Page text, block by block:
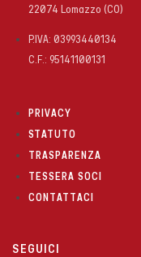
22074 Lomazzo (CO)
P.IVA: 03993440134
C.F.: 95141100131
PRIVACY
STATUTO
TRASPARENZA
TESSERA SOCI
CONTATTACI
SEGUICI